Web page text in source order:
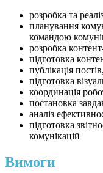
розробка та
планування
командою
розробка
підготовка
публікація
підготовка
координація
постановка
аналіз
підготовка
комунікацій
Вимоги